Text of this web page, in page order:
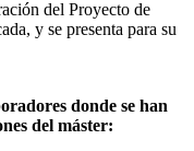
del Proyecto de
y se presenta para su
donde se han
del máster: